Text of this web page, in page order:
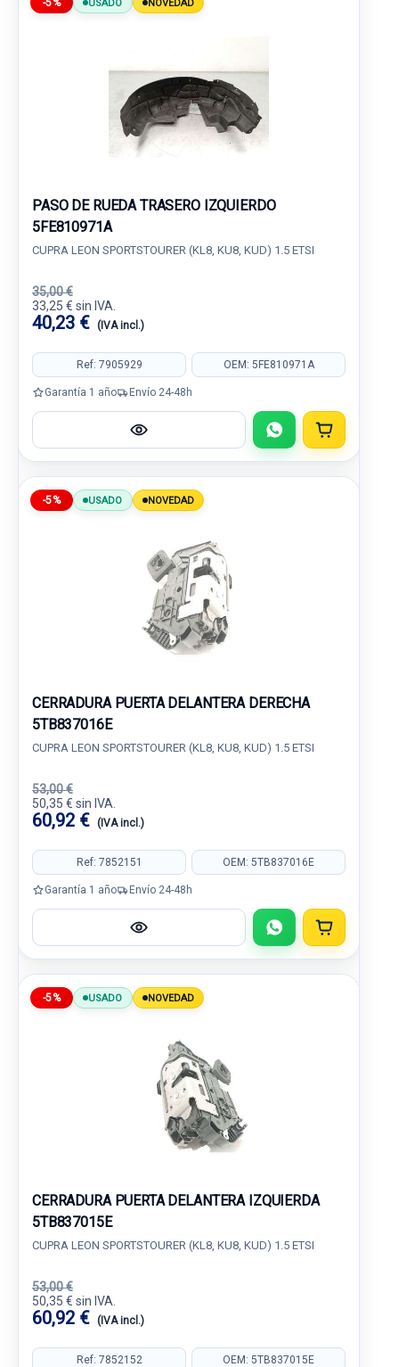
-5% USADO NOVEDAD
PASO DE RUEDA TRASERO IZQUIERDO
5FE810971A
CUPRA LEON SPORTSTOURER (KL8, KU8, KUD) 1.5 ETSI
35,00 €
33,25 € sin IVA.
40,23 € (IVA incl.)
Ref: 7905929 OEM: 5FE810971A
Garantía 1 año Envío 24-48h
-5% USADO NOVEDAD
CERRADURA PUERTA DELANTERA DERECHA
5TB837016E
CUPRA LEON SPORTSTOURER (KL8, KU8, KUD) 1.5 ETSI
53,00 €
50,35 € sin IVA.
60,92 € (IVA incl.)
Ref: 7852151 OEM: 5TB837016E
Garantía 1 año Envío 24-48h
-5% USADO NOVEDAD
CERRADURA PUERTA DELANTERA IZQUIERDA
5TB837015E
CUPRA LEON SPORTSTOURER (KL8, KU8, KUD) 1.5 ETSI
53,00 €
50,35 € sin IVA.
60,92 € (IVA incl.)
Ref: 7852152 OEM: 5TB837015E